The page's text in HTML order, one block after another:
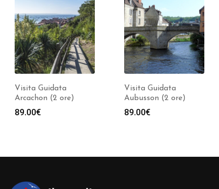
Visita Guidata
Arcachon (2 ore)
89.00€
Visita Guidata
Aubusson (2 ore)
89.00€